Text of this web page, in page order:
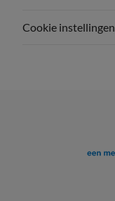
Cookie instellingen